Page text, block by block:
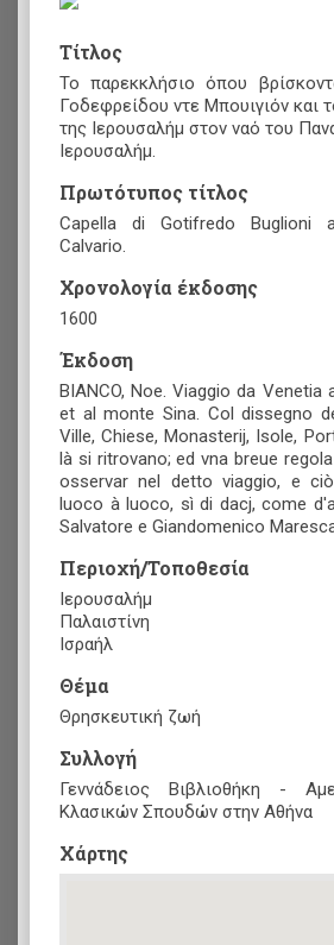
Τίτλος
Το παρεκκλήσιο όπου
Γοδεφρείδου ντε Μπουιγιόν και
της Ιερουσαλήμ στον ναό του
Ιερουσαλήμ.
Πρωτότυπος τίτλος
Capella di Gotifredo Buglioni
Calvario.
Χρονολογία έκδοσης
1600
Έκδοση
BIANCO, Noe. Viaggio da Venetia
et al monte Sina. Col dissegno
Ville, Chiese, Monasterij, Isole,
là si ritrovano; ed vna breue
osservar nel detto viaggio, e
luoco à luoco, sì di dacj, come
Salvatore e Giandomenico
Περιοχή/Τοποθεσία
Ιερουσαλήμ
Παλαιστίνη
Ισραήλ
Θέμα
Θρησκευτική ζωή
Συλλογή
Γεννάδειος Βιβλιοθήκη -
Κλασικών Σπουδών στην Αθήνα
Xάρτης